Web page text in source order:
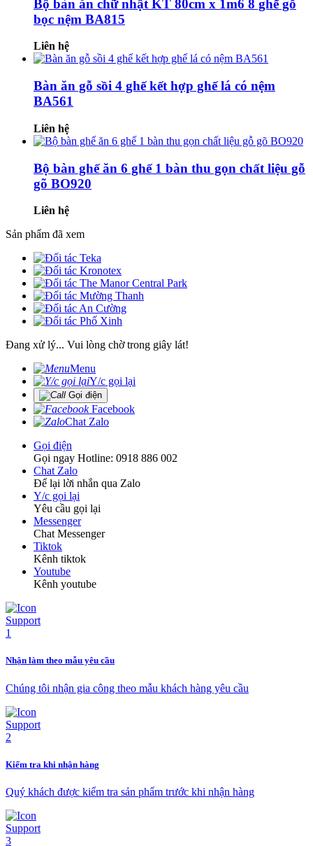
Bộ bàn ăn chữ nhật KT 80cm x 1m6 8 ghế gỗ
bọc nệm BA815
Liên hệ
Bàn ăn gỗ sồi 4 ghế kết hợp ghế lá có nệm
BA561
Liên hệ
Bộ bàn ghế ăn 6 ghế 1 bàn thu gọn chất liệu gỗ
gõ BO920
Liên hệ
Sản phẩm đã xem
Đang xử lý... Vui lòng chờ trong giây lát!
Menu
Y/c gọi lại
Gọi điện
Facebook
Chat Zalo
Gọi điện
Gọi ngay Hotline: 0918 886 002
Chat Zalo
Để lại lời nhắn qua Zalo
Y/c gọi lại
Yêu cầu gọi lại
Messenger
Chat Messenger
Tiktok
Kênh tiktok
Youtube
Kênh youtube
Nhận làm theo mẫu yêu cầu
Chúng tôi nhận gia công theo mẫu khách hàng yêu cầu
Kiểm tra khi nhận hàng
Quý khách được kiểm tra sản phẩm trước khi nhận hàng